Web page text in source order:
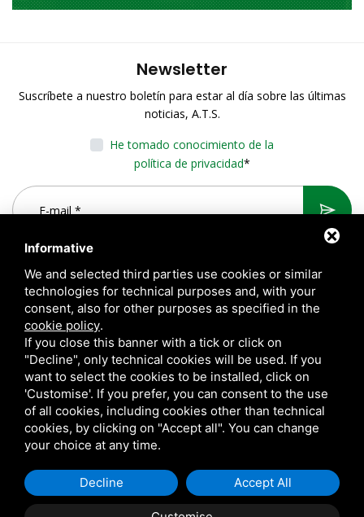
Newsletter
Suscríbete a nuestro boletín para estar al día sobre las últimas
noticias, A.T.S.
He tomado conocimiento de la
política de privacidad*
A.T.S. S.r.l. Via del Mangano, 4/A 40023 Castel Guelfo di Bologna
(BO) Italy | P.Iva 00824841209 |Privacy|Notas legales|
Sitemap
Terms of Servicedi Google.
Informative
We and selected third parties use cookies or similar
technologies for technical purposes and, with your
consent, also for other purposes as specified in the
cookie policy.
If you close this banner with a tick or click on
"Decline", only technical cookies will be used. If you
want to select the cookies to be installed, click on
'Customise'. If you prefer, you can consent to the use
of all cookies, including cookies other than technical
cookies, by clicking on "Accept all". You can change
your choice at any time.
Decline Accept All